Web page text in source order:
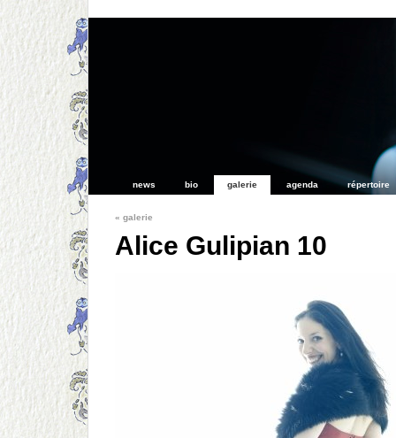
news bio galerie agenda répertoire
« galerie
Alice Gulipian 10